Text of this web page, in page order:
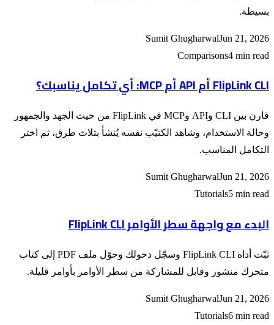
بسيطة.
Sumit GhugharwalJun 21, 2026
Comparisons4 min read
FlipLink CLI أم API أم MCP: أي تكامل يناسبك؟
قارن بين CLI وAPI وMCP في FlipLink من حيث الجهد والجمهور
وحالة الاستخدام، وشاهد الكتيّب نفسه يُنشأ بثلاث طرق، ثم اختر
التكامل المناسب.
Sumit GhugharwalJun 21, 2026
Tutorials5 min read
البدء مع واجهة سطر الأوامر FlipLink CLI
ثبّت أداة FlipLink CLI وسجّل دخولك وحوّل ملف PDF إلى كتاب
متحرك منشور وقابل للمشاركة من سطر الأوامر بأوامر قليلة.
Sumit GhugharwalJun 21, 2026
Tutorials6 min read